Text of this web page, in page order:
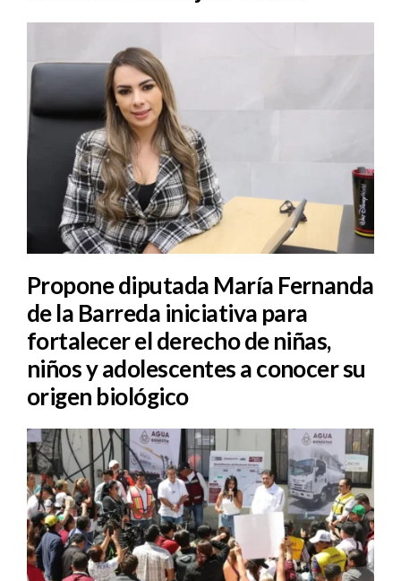
Propone diputada María Fernanda
de la Barreda iniciativa para
fortalecer el derecho de niñas,
niños y adolescentes a conocer su
origen biológico